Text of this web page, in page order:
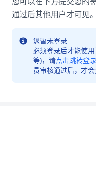
通过后其他用户才可见。
您暂未登录
必须登录后才能使
等)，请点击跳转登录
员审核通过后，才会